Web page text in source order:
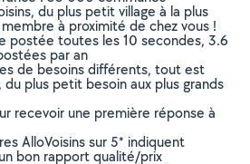
du plus petit village à la plus
à proximité de chez vous !
postée toutes les 10 secondes, 3.6
par an
de besoins différents, tout est
du plus petit besoin aux plus grands
recevoir une première réponse à
AlloVoisins sur 5* indiquent
bon rapport qualité/prix